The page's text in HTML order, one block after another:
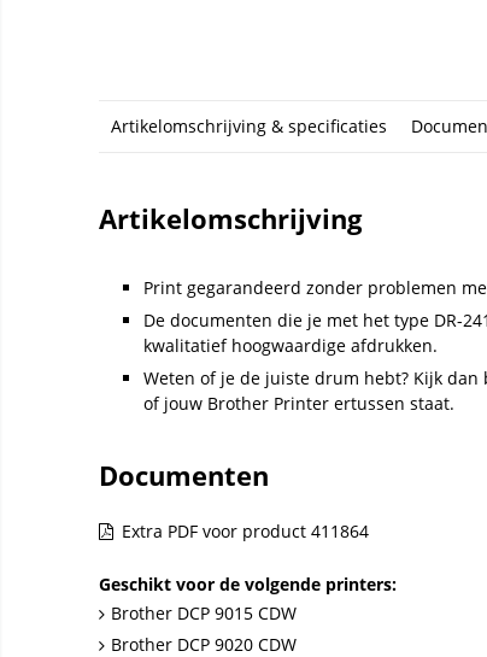
Artikelomschrijving & specificaties
Artikelomschrijving
Print gegarandeerd zonder problemen
De documenten die je met het type DR-
kwalitatief hoogwaardige afdrukken.
Weten of je de juiste drum hebt? Kijk
of jouw Brother Printer ertussen staat.
Documenten
Extra PDF voor product 411864
Geschikt voor de volgende printers:
Brother DCP 9015 CDW
Brother DCP 9020 CDW